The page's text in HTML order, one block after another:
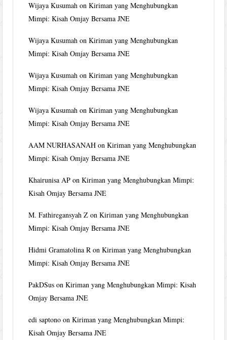
Wijaya Kusumah onKiriman yang Menghubungkan
Mimpi: Kisah Omjay Bersama JNE
Wijaya Kusumah onKiriman yang Menghubungkan
Mimpi: Kisah Omjay Bersama JNE
Wijaya Kusumah onKiriman yang Menghubungkan
Mimpi: Kisah Omjay Bersama JNE
Wijaya Kusumah onKiriman yang Menghubungkan
Mimpi: Kisah Omjay Bersama JNE
AAM NURHASANAH onKiriman yang Menghubungkan
Mimpi: Kisah Omjay Bersama JNE
Khairunisa AP onKiriman yang Menghubungkan Mimpi:
Kisah Omjay Bersama JNE
M. Fathiregansyah Z onKiriman yang Menghubungkan
Mimpi: Kisah Omjay Bersama JNE
Hidmi Gramatolina R onKiriman yang Menghubungkan
Mimpi: Kisah Omjay Bersama JNE
PakDSus onKiriman yang Menghubungkan Mimpi: Kisah
Omjay Bersama JNE
edi saptono onKiriman yang Menghubungkan Mimpi:
Kisah Omjay Bersama JNE